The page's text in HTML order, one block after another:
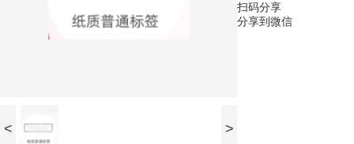
< >
扫码分享
分享到微信